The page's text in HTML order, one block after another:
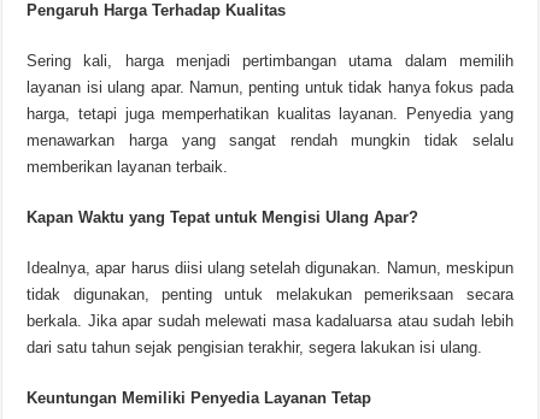
Pengaruh Harga Terhadap Kualitas
Sering kali, harga menjadi pertimbangan utama dalam memilih
layanan isi ulang apar. Namun, penting untuk tidak hanya fokus pada
harga, tetapi juga memperhatikan kualitas layanan. Penyedia yang
menawarkan harga yang sangat rendah mungkin tidak selalu
memberikan layanan terbaik.
Kapan Waktu yang Tepat untuk Mengisi Ulang Apar?
Idealnya, apar harus diisi ulang setelah digunakan. Namun, meskipun
tidak digunakan, penting untuk melakukan pemeriksaan secara
berkala. Jika apar sudah melewati masa kadaluarsa atau sudah lebih
dari satu tahun sejak pengisian terakhir, segera lakukan isi ulang.
Keuntungan Memiliki Penyedia Layanan Tetap